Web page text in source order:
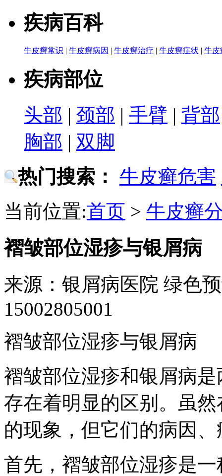
疾病百科
牛皮癣常识 | 牛皮癣病因 | 牛皮癣治疗 | 牛皮癣症状 | 牛皮
疾病部位
头部 | 颈部 | 手臂 | 背部
胸部 | 双脚
热门搜索： 牛皮癣危害
当前位置:首页 > 牛皮癣
褶皱部位湿疹与银屑病
来源：银屑病医院 绿色
15002805001
褶皱部位湿疹与银屑病
褶皱部位湿疹和银屑病
存在着明显的区别。虽
的现象，但它们的病因
首先，褶皱部位湿疹是